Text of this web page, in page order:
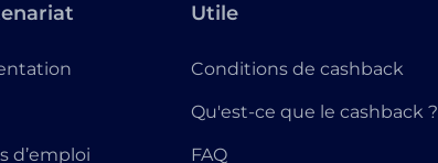
d’emploi
Utile
Conditions de cashback
Qu'est-ce que le cashback ?
FAQ